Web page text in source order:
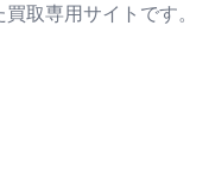
取専用サイトです。